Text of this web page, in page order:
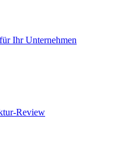
Ihr Unternehmen
Review